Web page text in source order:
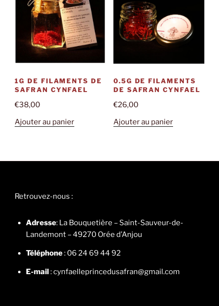
1G DE FILAMENTS DE
SAFRAN CYNFAEL
€38,00
Ajouter au panier
0.5G DE FILAMENTS
DE SAFRAN CYNFAEL
€26,00
Ajouter au panier
Retrouvez-nous :
Adresse: La Bouquetière – Saint-Sauveur-de-
Landemont – 49270 Orée d’Anjou
Téléphone: 06 24 69 44 92
E-mail : cynfaelleprincedusafran@gmail.com